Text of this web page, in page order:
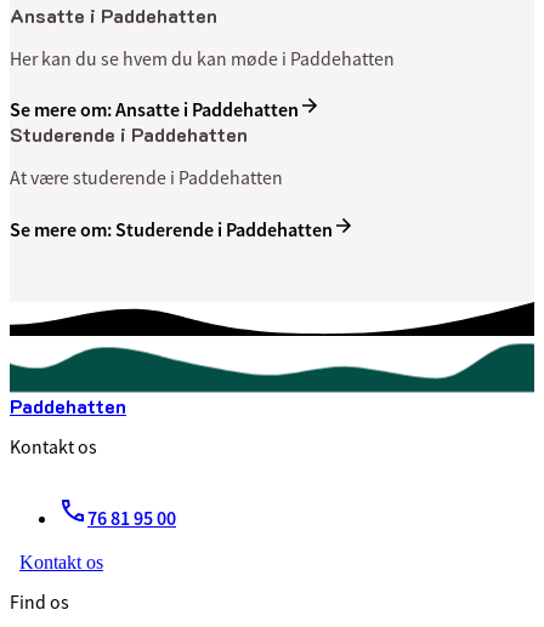
Ansatte i Paddehatten
Her kan du se hvem du kan møde i Paddehatten
Se mere om: Ansatte i Paddehatten
Studerende i Paddehatten
At være studerende i Paddehatten
Se mere om: Studerende i Paddehatten
Paddehatten
Kontakt os
76 81 95 00
Kontakt os
Find os